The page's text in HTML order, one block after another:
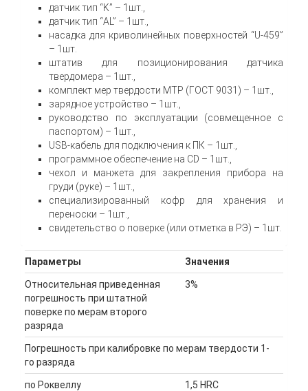
датчик тип “K” – 1шт.,
датчик тип “AL” – 1шт.,
насадка для криволинейных поверхностей “U-459”
– 1шт.
штатив для позиционирования датчика
твердомера – 1шт.,
комплект мер твердости МТР (ГОСТ 9031) – 1шт.,
зарядное устройство – 1шт.,
руководство по эксплуатации (совмещенное с
паспортом) – 1шт.,
USB-кабель для подключения к ПК – 1шт.,
программное обеспечение на CD – 1шт.,
чехол и манжета для закрепления прибора на
груди (руке) – 1шт.,
специализированный кофр для хранения и
переноски – 1шт.,
свидетельство о поверке (или отметка в РЭ) – 1шт.
Параметры Значения
Относительная приведенная
погрешность при штатной
поверке по мерам второго
разряда
3%
Погрешность при калибровке по мерам твердости 1-
го разряда
по Роквеллу 1,5 HRC